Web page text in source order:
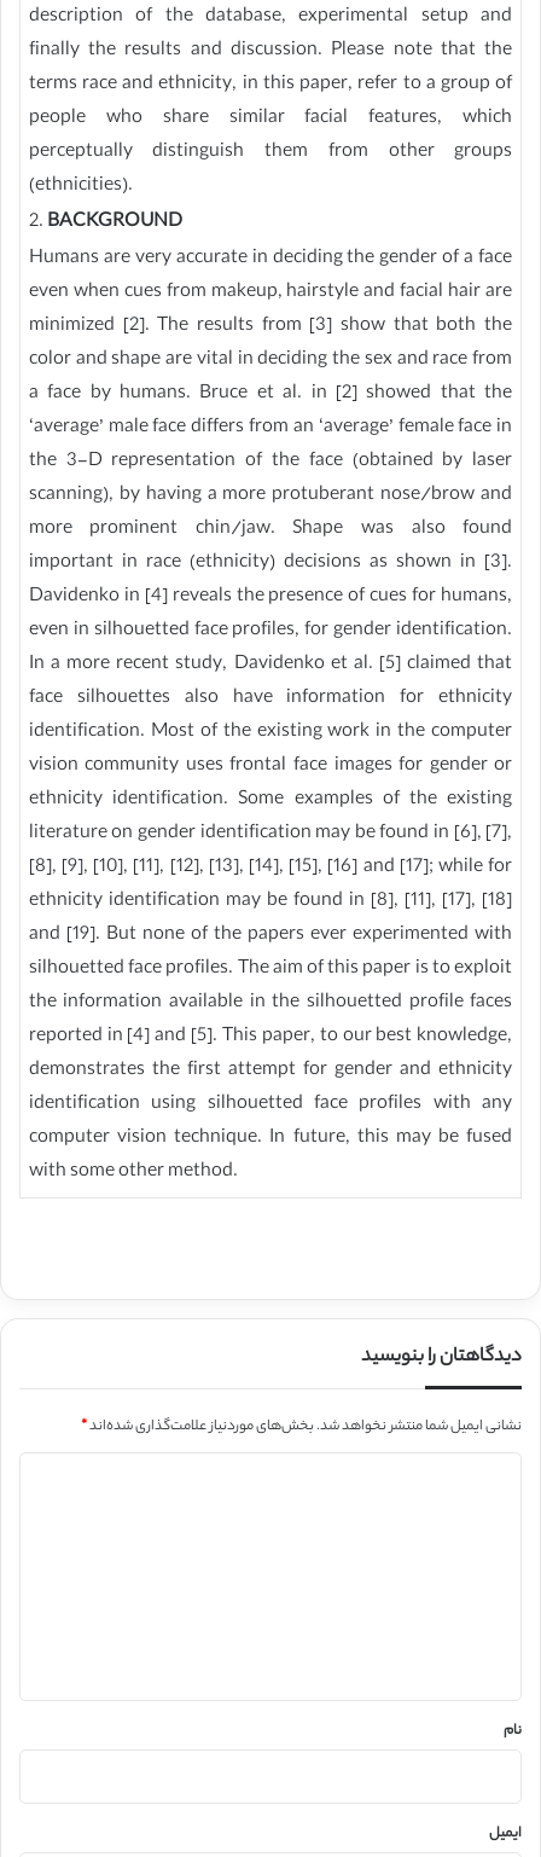
description of the database, experimental setup and
finally the results and discussion. Please note that the
terms race and ethnicity, in this paper, refer to a group of
people who share similar facial features, which
perceptually distinguish them from other groups
(ethnicities).
2. BACKGROUND
Humans are very accurate in deciding the gender of a face
even when cues from makeup, hairstyle and facial hair are
minimized [2]. The results from [3] show that both the
color and shape are vital in deciding the sex and race from
a face by humans. Bruce et al. in [2] showed that the
‘average’ male face differs from an ‘average’ female face in
the 3-D representation of the face (obtained by laser
scanning), by having a more protuberant nose/brow and
more prominent chin/jaw. Shape was also found
important in race (ethnicity) decisions as shown in [3].
Davidenko in [4] reveals the presence of cues for humans,
even in silhouetted face profiles, for gender identification.
In a more recent study, Davidenko et al. [5] claimed that
face silhouettes also have information for ethnicity
identification. Most of the existing work in the computer
vision community uses frontal face images for gender or
ethnicity identification. Some examples of the existing
literature on gender identification may be found in [6], [7],
[8], [9], [10], [11], [12], [13], [14], [15], [16] and [17]; while for
ethnicity identification may be found in [8], [11], [17], [18]
and [19]. But none of the papers ever experimented with
silhouetted face profiles. The aim of this paper is to exploit
the information available in the silhouetted profile faces
reported in [4] and [5]. This paper, to our best knowledge,
demonstrates the first attempt for gender and ethnicity
identification using silhouetted face profiles with any
computer vision technique. In future, this may be fused
with some other method.
دیدگاهتان را بنویسید
نشانی ایمیل شما منتشر نخواهد شد.بخش‌های موردنیاز علامت‌گذاری شده‌اند*
نام
ایمیل